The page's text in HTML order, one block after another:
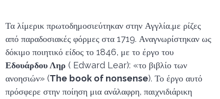
Τα λίμερικ πρωτοδημοσιεύτηκαν στην Αγγλία,με ρίζες
από παραδοσιακές φόρμες στα 1719. Αναγνωρίστηκαν ως
δόκιμο ποιητικό είδος το 1846, με το έργο του
Εδουάρδου Ληρ ( Edward Lear): «το βιβλίο των
ανοησιών» (The book of nonsense). Το έργο αυτό
πρόσφερε στην ποίηση μια ανάλαφρη, παιχνιδιάρικη